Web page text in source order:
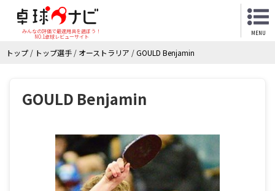
みんなの評価で最適用具を選ぼう！
NO.1卓球レビューサイト
MENU
トップ / トップ選手 / オーストラリア /GOULD Benjamin
GOULD Benjamin